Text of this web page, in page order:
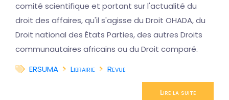
comité scientifique et portant sur l'actualité du
droit des affaires, qu'il s'agisse du Droit OHADA, du
Droit national des États Parties, des autres Droits
communautaires africains ou du Droit comparé.
ERSUMA
Librairie Revue
Lire la suite